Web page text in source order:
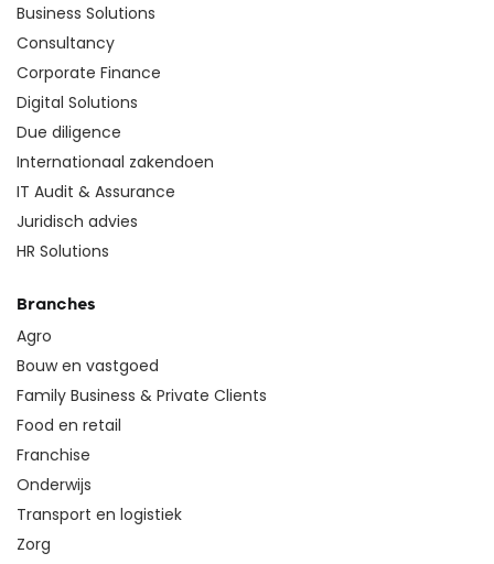
Business Solutions
Consultancy
Corporate Finance
Digital Solutions
Due diligence
Internationaal zakendoen
IT Audit & Assurance
Juridisch advies
HR Solutions
Branches
Agro
Bouw en vastgoed
Family Business & Private Clients
Food en retail
Franchise
Onderwijs
Transport en logistiek
Zorg